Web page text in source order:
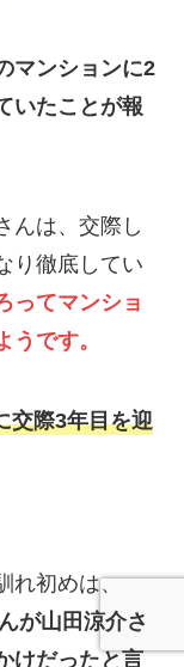
マンションに2
いたことが報
んは、交際し
り徹底してい
ってマンショ
です。
交際3年目を迎
れ初めは、
が山田涼介さ
けだったと言